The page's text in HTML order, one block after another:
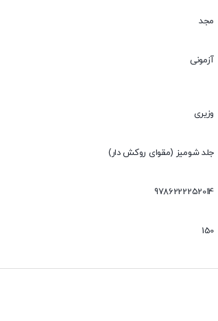
مجد
آزمونی
وزیری
جلد شومیز (مقوای روکش دار)
9786222252014
150